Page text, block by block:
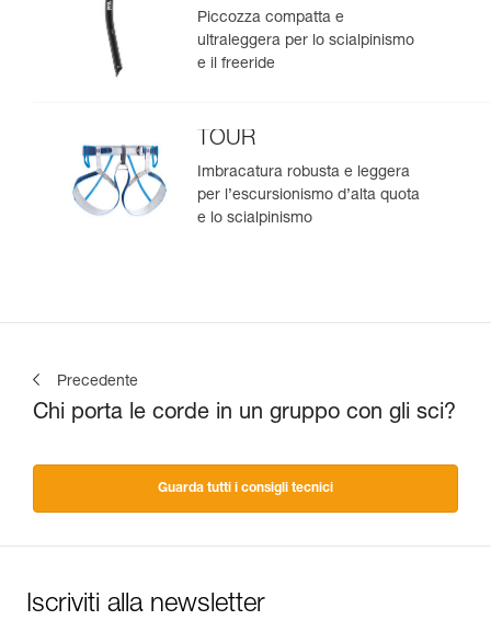
Piccozza compatta e
ultraleggera per lo scialpinismo
e il freeride
TOUR
Imbracatura robusta e leggera
per l’escursionismo d’alta quota
e lo scialpinismo
Precedente
Chi porta le corde in un gruppo con gli sci?
Guarda tutti i consigli tecnici
Iscriviti alla newsletter